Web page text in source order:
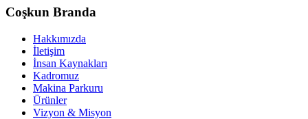
Coşkun Branda
Hakkımızda
İletişim
İnsan Kaynakları
Kadromuz
Makina Parkuru
Ürünler
Vizyon & Misyon